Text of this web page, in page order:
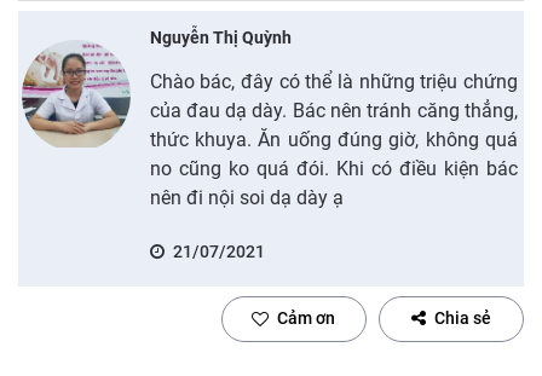
Nguyễn Thị Quỳnh
Chào bác, đây có thể là những triệu chứng
của đau dạ dày. Bác nên tránh căng thẳng,
thức khuya. Ăn uống đúng giờ, không quá
no cũng ko quá đói. Khi có điều kiện bác
nên đi nội soi dạ dày ạ
21/07/2021
Cảm ơn Chia sẻ